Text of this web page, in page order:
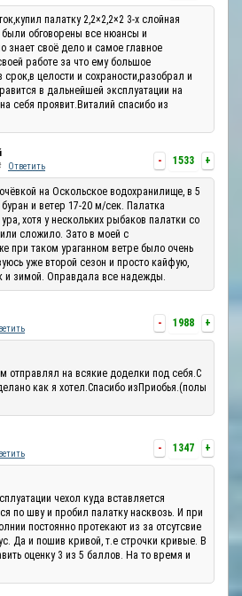
палатку 2,2×2,2×2 3-х слойная
обговорены все нюансы и
знает своё дело и самое главное
работе за что ему большое
целости и сохраности,разобрал и
в дальнейшей эксплуатации на
себя проявит.Виталий спасибо из
- 1533 +
Ответить
на Оскольское водохранилище, в 5
и ветер 17-20 м/сек. Палатка
хотя у нескольких рыбаков палатки со
сложило. Зато в моей с
при таком ураганном ветре было очень
уже второй сезон и просто кайфую,
и зимой. Оправдала все надежды.
- 1988 +
отправлял на всякие доделки под себя.С
как я хотел.Спасибо изПриобья.(полы
- 1347 +
чехол куда вставляется
по шву и пробил палатку насквозь. И при
постоянно протекают из за отсутсвие
Да и пошив кривой, т.е строчки кривые. В
оценку 3 из 5 баллов. На то время и